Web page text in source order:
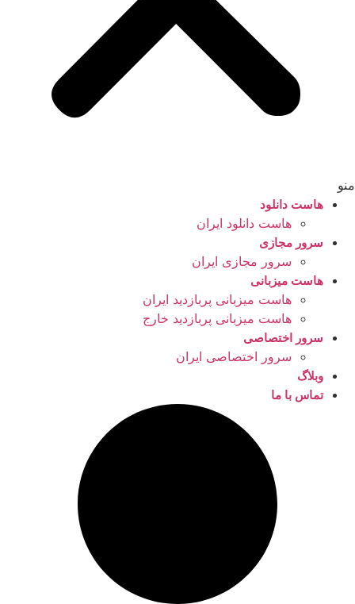
منو
هاست دانلود
هاست دانلود ایران
سرور مجازی
سرور مجازی ایران
هاست میزبانی
هاست میزبانی پربازدید ایران
هاست میزبانی پربازدید خارج
سرور اختصاصی
سرور اختصاصی ایران
وبلاگ
تماس با ما